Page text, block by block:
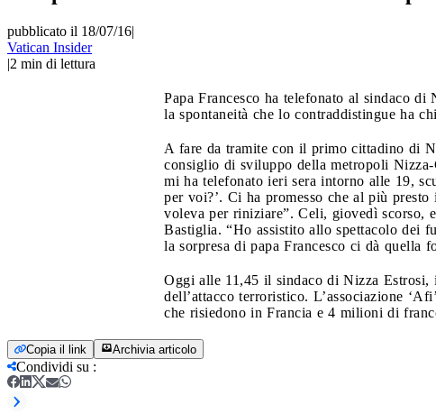
pubblicato il 18/07/16|
Vatican Insider
|2 min di lettura
Papa Francesco ha telefonato al sindaco
la spontaneità che lo contraddistingue ha
A fare da tramite con il primo cittadino di
consiglio di sviluppo della metropoli Nizza-
mi ha telefonato ieri sera intorno alle 19,
per voi?’. Ci ha promesso che al più
voleva per riniziare”. Celi, giovedì scorso,
Bastiglia. “Ho assistito allo spettacolo dei
la sorpresa di papa Francesco ci dà quella
Oggi alle 11,45 il sindaco di Nizza Estrosi,
dell’attacco terroristico. L’associazione
che risiedono in Francia e 4 milioni di
Copia il link Archivia articolo
Condividi su :